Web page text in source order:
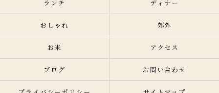
ランチ ディナー
おしゃれ 郊外
お米 アクセス
ブログ お問い合わせ